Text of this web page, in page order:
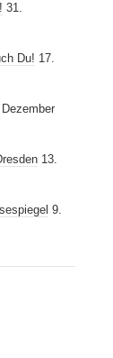
31.
Du! 17.
13.
9.